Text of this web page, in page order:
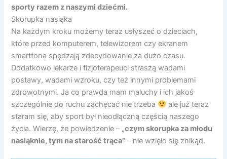
sporty razem z naszymi dziećmi.
Skorupka nasiąka
Na każdym kroku możemy teraz usłyszeć o dzieciach,
które przed komputerem, telewizorem czy ekranem
smartfona spędzają zdecydowanie za dużo czasu.
Dodatkowo lekarze i fizjoterapeuci straszą wadami
postawy, wadami wzroku, czy też innymi problemami
zdrowotnymi. Ja co prawda mam maluchy i ich jakoś
szczególnie do ruchu zachęcać nie trzeba
ale już teraz
staram się, aby sport był nieodłączną częścią naszego
życia. Wierzę, że powiedzenie – „czym skorupka za młodu
nasiąknie, tym na starość trąca” – nie wzięło się znikąd.